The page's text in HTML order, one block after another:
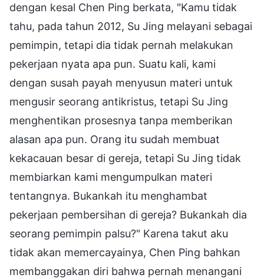
dengan kesal Chen Ping berkata, "Kamu tidak
tahu, pada tahun 2012, Su Jing melayani sebagai
pemimpin, tetapi dia tidak pernah melakukan
pekerjaan nyata apa pun. Suatu kali, kami
dengan susah payah menyusun materi untuk
mengusir seorang antikristus, tetapi Su Jing
menghentikan prosesnya tanpa memberikan
alasan apa pun. Orang itu sudah membuat
kekacauan besar di gereja, tetapi Su Jing tidak
membiarkan kami mengumpulkan materi
tentangnya. Bukankah itu menghambat
pekerjaan pembersihan di gereja? Bukankah dia
seorang pemimpin palsu?" Karena takut aku
tidak akan memercayainya, Chen Ping bahkan
membanggakan diri bahwa pernah menangani